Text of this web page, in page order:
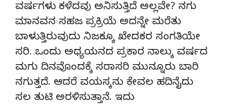
ವರ್ಷಗಳು ಕಳೆದವು ಅನಿಸುತ್ತಿದೆ ಅಲ್ಲವೇ? ನಗು
ಮಾನವನ ಸಹಜ ಪ್ರಕ್ರಿಯೆ ಅದನ್ನೇ ಮರೆತು
ಬಾಳುತ್ತಿರುವುದು ನಿಜಕ್ಕೂ ಖೇದಕರ ಸಂಗತಿಯೇ
ಸರಿ. ಒಂದು ಅಧ್ಯಯನದ ಪ್ರಕಾರ ನಾಲ್ಕು ವರ್ಷದ
ಮಗು ದಿನವೊಂದಕ್ಕೆ ಸರಾಸರಿ ಮುನ್ನೂರು ಬಾರಿ
ನಗುತ್ತದೆ. ಆದರೆ ವಯಸ್ಕನು ಕೇವಲ ಹದಿನೈದು
ಸಲ ತುಟಿ ಅರಳಿಸುತ್ತಾನೆ. ಇದು